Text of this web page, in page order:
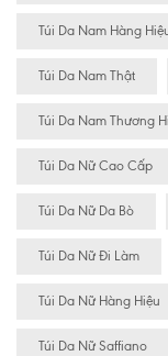
Túi Da Nam Hàng
Túi Da Nam Thật
Túi Da Nam Thương
Túi Da Nữ Cao Cấp
Túi Da Nữ Da Bò
Túi Da Nữ Đi Làm
Túi Da Nữ Hàng Hiệu
Túi Da Nữ Saffiano